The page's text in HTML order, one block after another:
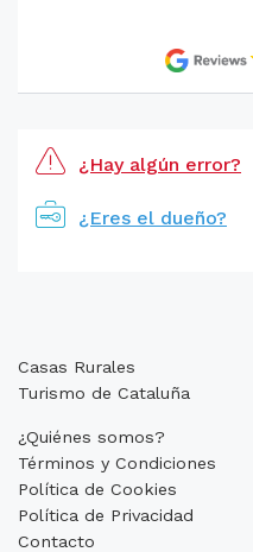
¿Hay algún error?
¿Eres el dueño?
Casas Rurales
Turismo de Cataluña
¿Quiénes somos?
Términos y Condiciones
Política de Cookies
Política de Privacidad
Contacto